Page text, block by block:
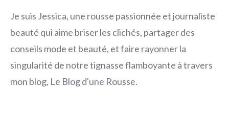
Je suis Jessica, une rousse passionnée et journaliste
beauté qui aime briser les clichés, partager des
conseils mode et beauté, et faire rayonner la
singularité de notre tignasse flamboyante à travers
mon blog, Le Blog d'une Rousse.